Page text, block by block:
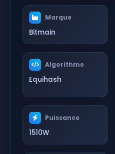
Marque
Bitmain
Algorithme
Equihash
Puissance
1510W